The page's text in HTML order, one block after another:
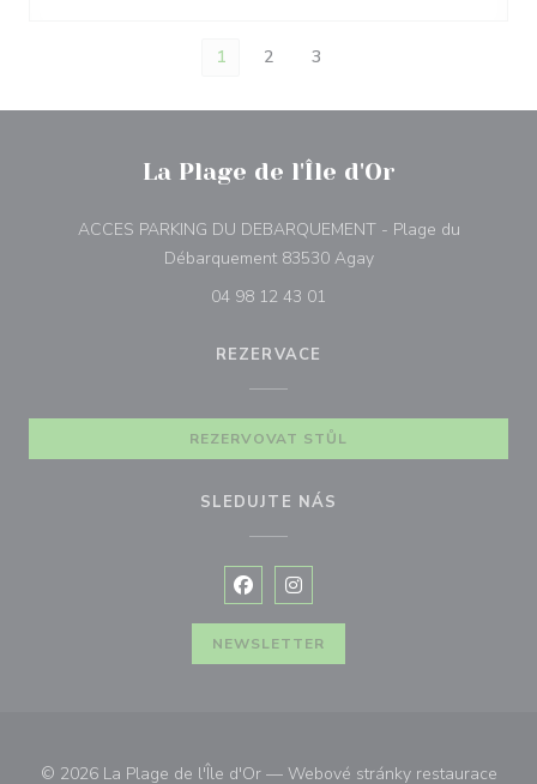
1 2 3
La Plage de l'Île d'Or
ACCES PARKING DU DEBARQUEMENT - Plage du
Débarquement 83530 Agay((otevře se v novém
04 98 12 43 01
REZERVACE
REZERVOVAT STŮL
SLEDUJTE NÁS
Facebook ((otevře se v novém
Instagram ((otevře se v
NEWSLETTER
© 2026 La Plage de l'Île d'Or — Webové stránky restaurace